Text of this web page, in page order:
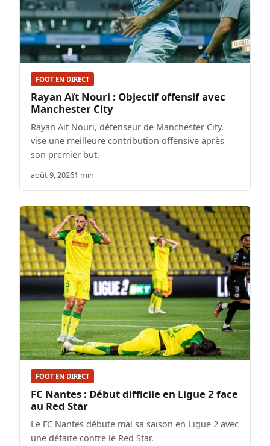
FOOT EN DIRECT
Rayan Aït Nouri : Objectif offensif avec
Manchester City
Rayan Aït Nouri, défenseur de Manchester City,
vise une meilleure contribution offensive après
son premier but.
août 9, 20261 min
FOOT EN DIRECT
FC Nantes : Début difficile en Ligue 2 face
au Red Star
Le FC Nantes débute mal sa saison en Ligue 2 avec
une défaite contre le Red Star.